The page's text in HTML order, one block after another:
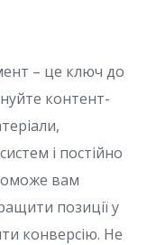
– це ключ до
контент-
і постійно
вам
позиції у
конверсію. Не